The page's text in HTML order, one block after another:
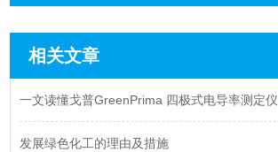
相关文章
一文读懂戈普GreenPrima 四极式电导率测定仪
发展绿色化工的理由及措施